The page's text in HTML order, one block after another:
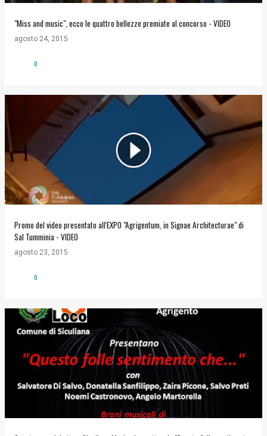
"Miss and music", ecco le quattro bellezze premiate al concorso - VIDEO
agosto 24, 2015
0
Promo del video presentato all'EXPO "Agrigentum, in Signae Architecturae" di
Sal Tumminia - VIDEO
agosto 23, 2015
0